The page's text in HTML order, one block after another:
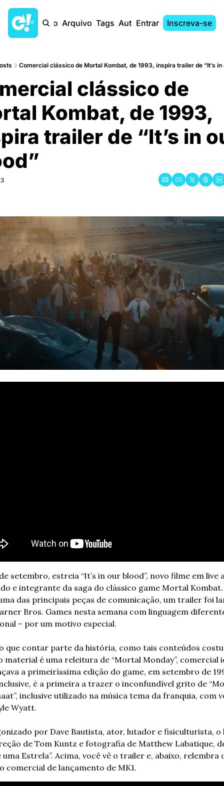
Início Arquivo Tags AutoresEntrar Inscreva-se
Comercial clássico de Mortal Kombat, de 1993, inspira trailer de “It’s in
clássico de
Kombat, de 1993,
trailer de “It’s in
setembro, estreia “It’s in our blood”, novo filme em live
e integrante da saga do clássico game Mortal Kombat.
das principais peças de comunicação, um trailer foi
Bros. Games nesta semana com linguagem
– por um motivo especial.
que contar parte da história, como tais conteúdos
material é uma releitura de “Mortal Monday”, comercial
a primeiríssima edição do game, em setembro de
é a primeira a trazer o inconfundível grito de
inclusive utilizado na música tema da franquia, com
Wyatt.
por Dave Bautista, ator, lutador e fisiculturista, o
de Tom Kuntz e fotografia de Matthew Labatique,
uma Estrela”. Acima, você vê o trailer e, abaixo, relembra
comercial de lançamento de MK1.